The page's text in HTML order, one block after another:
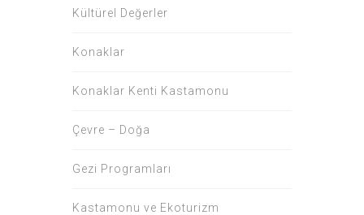
Kültürel Değerler
Konaklar
Konaklar Kenti Kastamonu
Çevre – Doğa
Gezi Programları
Kastamonu ve Ekoturizm